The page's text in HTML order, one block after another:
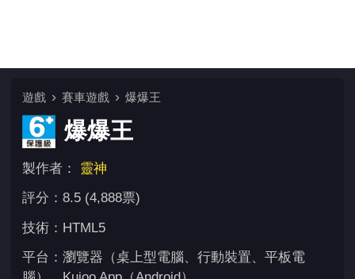
遊戲 賽車遊戲 爆爆王
爆爆王
製作者： 靈神
評分：8.5 (4,888票)
技術：HTML5
平台：瀏覽器（桌上型電腦、行動裝置、平板電